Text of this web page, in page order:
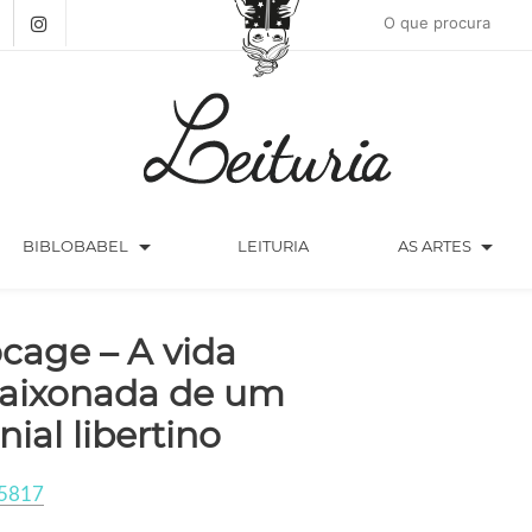
BIBLOBABEL arrow_drop_down LEITURIA AS ARTES arrow_drop_down
– A vida
de um
libertino